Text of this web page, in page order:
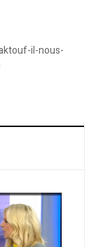
il-nous-